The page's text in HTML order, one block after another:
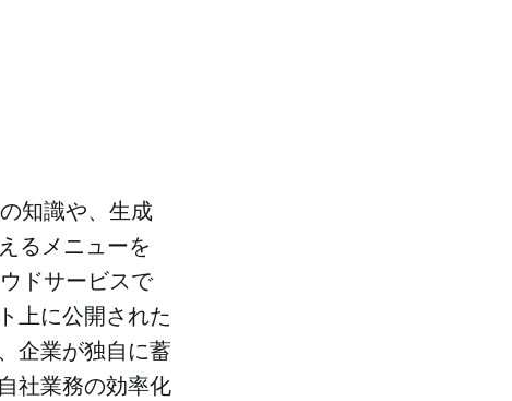
知識や、生成
るメニューを
ドサービスで
上に公開された
企業が独自に蓄
社業務の効率化